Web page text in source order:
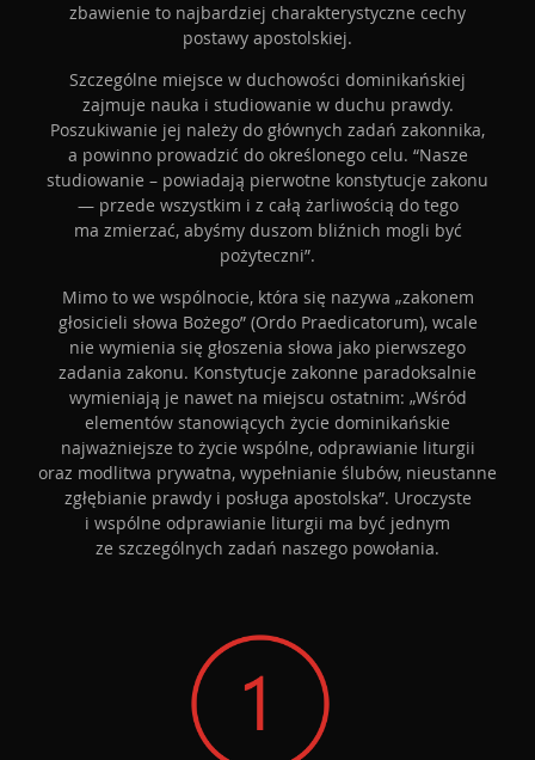
zbawienie to najbardziej charakterystyczne cechy
postawy apostolskiej.
Szczególne miejsce w duchowości dominikańskiej
zajmuje nauka i studiowanie w duchu prawdy.
Poszukiwanie jej należy do głównych zadań zakonnika,
a powinno prowadzić do określonego celu. “Nasze
studiowanie – powiadają pierwotne konstytucje zakonu
— przede wszystkim i z całą żarliwością do tego
ma zmierzać, abyśmy duszom bliźnich mogli być
pożyteczni”.
Mimo to we wspólnocie, która się nazywa „zakonem
głosicieli słowa Bożego” (Ordo Praedicatorum), wcale
nie wymienia się głoszenia słowa jako pierwszego
zadania zakonu. Konstytucje zakonne paradoksalnie
wymieniają je nawet na miejscu ostatnim: „Wśród
elementów stanowiących życie dominikańskie
najważniejsze to życie wspólne, odprawianie liturgii
oraz modlitwa prywatna, wypełnianie ślubów, nieustanne
zgłębianie prawdy i posługa apostolska”. Uroczyste
i wspólne odprawianie liturgii ma być jednym
ze szczególnych zadań naszego powołania.